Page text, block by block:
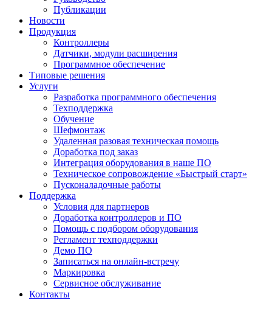
Публикации
Новости
Продукция
Контроллеры
Датчики, модули расширения
Программное обеспечение
Типовые решения
Услуги
Разработка программного обеспечения
Техподдержка
Обучение
Шефмонтаж
Удаленная разовая техническая помощь
Доработка под заказ
Интеграция оборудования в наше ПО
Техническое сопровождение «Быстрый старт»
Пусконаладочные работы
Поддержка
Условия для партнеров
Доработка контроллеров и ПО
Помощь с подбором оборудования
Регламент техподдержки
Демо ПО
Записаться на онлайн-встречу
Маркировка
Сервисное обслуживание
Контакты